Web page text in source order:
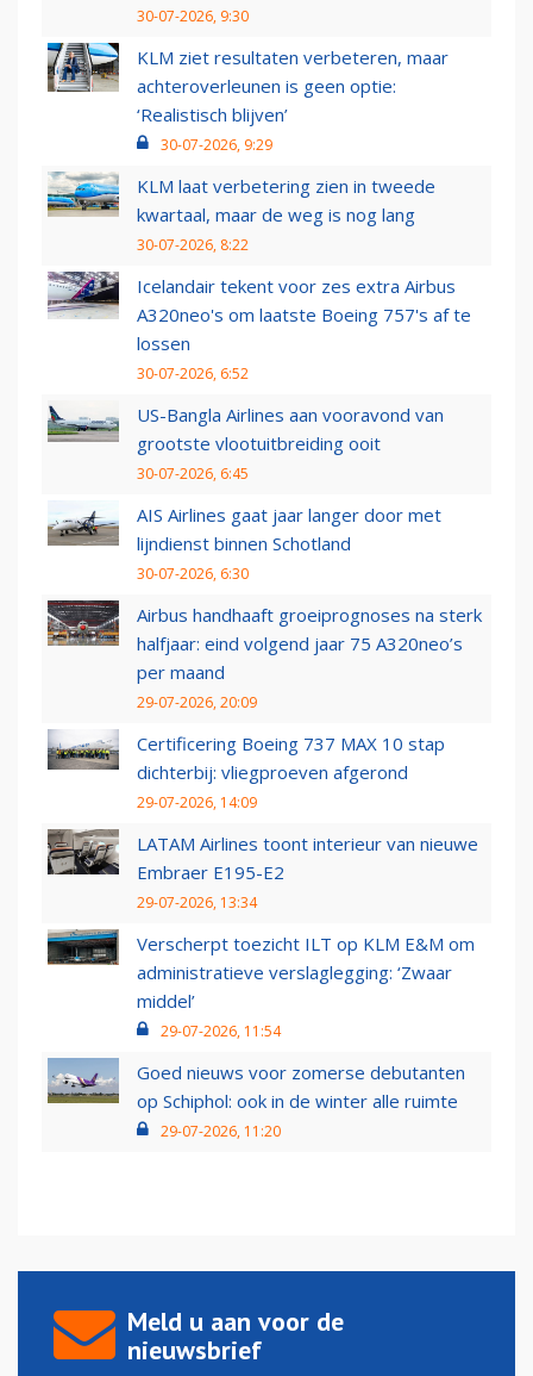
30-07-2026, 9:30
KLM ziet resultaten verbeteren, maar
achteroverleunen is geen optie:
‘Realistisch blijven’
30-07-2026, 9:29
KLM laat verbetering zien in tweede
kwartaal, maar de weg is nog lang
30-07-2026, 8:22
Icelandair tekent voor zes extra Airbus
A320neo's om laatste Boeing 757's af te
lossen
30-07-2026, 6:52
US-Bangla Airlines aan vooravond van
grootste vlootuitbreiding ooit
30-07-2026, 6:45
AIS Airlines gaat jaar langer door met
lijndienst binnen Schotland
30-07-2026, 6:30
Airbus handhaaft groeiprognoses na sterk
halfjaar: eind volgend jaar 75 A320neo’s
per maand
29-07-2026, 20:09
Certificering Boeing 737 MAX 10 stap
dichterbij: vliegproeven afgerond
29-07-2026, 14:09
LATAM Airlines toont interieur van nieuwe
Embraer E195-E2
29-07-2026, 13:34
Verscherpt toezicht ILT op KLM E&M om
administratieve verslaglegging: ‘Zwaar
middel’
29-07-2026, 11:54
Goed nieuws voor zomerse debutanten
op Schiphol: ook in de winter alle ruimte
29-07-2026, 11:20
Meld u aan voor de
nieuwsbrief